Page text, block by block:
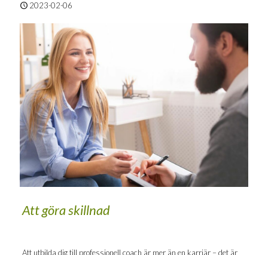
2023-02-06
Att göra skillnad
Att utbil­da dig till pro­fes­sio­nell coach är mer än en kar­riär – det är